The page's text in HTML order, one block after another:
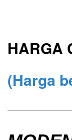
HARGA
(Harga